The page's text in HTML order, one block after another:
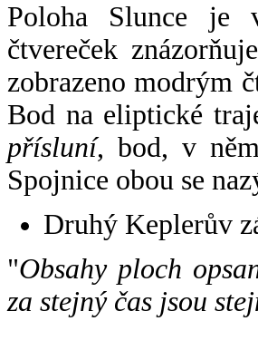
Poloha Slunce je
čtvereček
zobrazeno modrým
Bod na eliptické
přísluní, bod, v
Spojnice obou se
Druhý Keplerův
"Obsahy ploch
za stejný čas jsou